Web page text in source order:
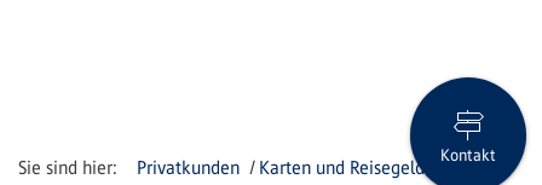
Privatkunden
Karten und Reisegeld
Kontakt